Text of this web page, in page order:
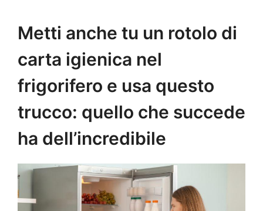
Metti anche tu un rotolo di
carta igienica nel
frigorifero e usa questo
trucco: quello che succede
ha dell’incredibile